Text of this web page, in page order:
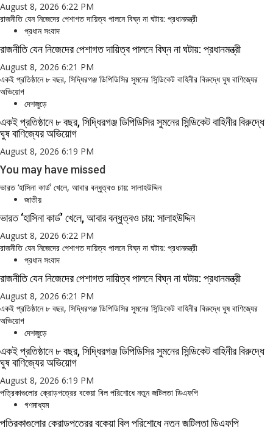
August 8, 2026 6:22 PM
রাজনীতি যেন নিজেদের পেশাগত দায়িত্ব পালনে বিঘ্ন না ঘটায়: প্রধানমন্ত্রী
প্রধান সংবাদ
রাজনীতি যেন নিজেদের পেশাগত দায়িত্ব পালনে বিঘ্ন না ঘটায়: প্রধানমন্ত্রী
August 8, 2026 6:21 PM
একই প্রতিষ্ঠানে ৮ বছর, সিদ্ধিরগঞ্জ ডিপিডিসির সুমনের সিন্ডিকেট বাহিনীর বিরুদ্ধে ঘুষ বাণিজ্যের
অভিয়োগ
দেশজুড়ে
একই প্রতিষ্ঠানে ৮ বছর, সিদ্ধিরগঞ্জ ডিপিডিসির সুমনের সিন্ডিকেট বাহিনীর বিরুদ্ধে
ঘুষ বাণিজ্যের অভিয়োগ
August 8, 2026 6:19 PM
You may have missed
ভারত ‘হাসিনা কার্ড’ খেলে, আবার বন্ধুত্বও চায়: সালাহউদ্দিন
জাতীয়
ভারত ‘হাসিনা কার্ড’ খেলে, আবার বন্ধুত্বও চায়: সালাহউদ্দিন
August 8, 2026 6:22 PM
রাজনীতি যেন নিজেদের পেশাগত দায়িত্ব পালনে বিঘ্ন না ঘটায়: প্রধানমন্ত্রী
প্রধান সংবাদ
রাজনীতি যেন নিজেদের পেশাগত দায়িত্ব পালনে বিঘ্ন না ঘটায়: প্রধানমন্ত্রী
August 8, 2026 6:21 PM
একই প্রতিষ্ঠানে ৮ বছর, সিদ্ধিরগঞ্জ ডিপিডিসির সুমনের সিন্ডিকেট বাহিনীর বিরুদ্ধে ঘুষ বাণিজ্যের
অভিয়োগ
দেশজুড়ে
একই প্রতিষ্ঠানে ৮ বছর, সিদ্ধিরগঞ্জ ডিপিডিসির সুমনের সিন্ডিকেট বাহিনীর বিরুদ্ধে
ঘুষ বাণিজ্যের অভিয়োগ
August 8, 2026 6:19 PM
পত্রিকাগুলোর ক্রোড়পত্রের বকেয়া বিল পরিশোধে নতুন জটিলতা ডিএফপি
গণমাধ্যম
পত্রিকাগুলোর ক্রোড়পত্রের বকেয়া বিল পরিশোধে নতুন জটিলতা ডিএফপি